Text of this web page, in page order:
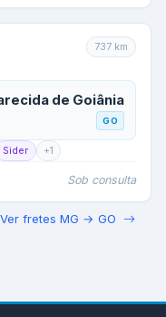
737 km
de Goiânia
GO
Sider +1
Sob consulta
Ver fretes MG → GO